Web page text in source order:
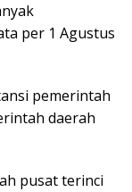
per 1 Agustus
pemerintah
daerah
pusat terinci